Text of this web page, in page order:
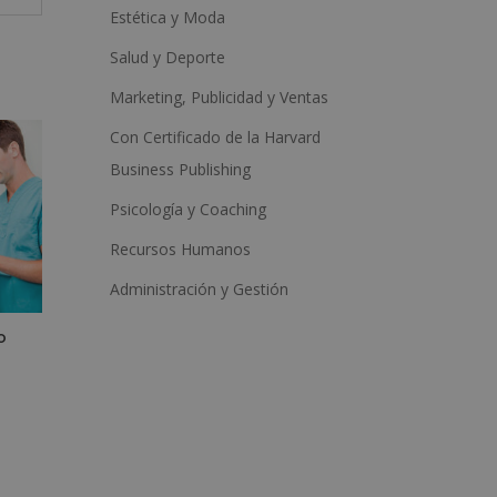
Estética y Moda
Salud y Deporte
Marketing, Publicidad y Ventas
Con Certificado de la Harvard
Business Publishing
Psicología y Coaching
Recursos Humanos
Administración y Gestión